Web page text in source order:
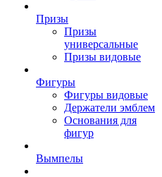
Призы
Призы
универсальные
Призы видовые
Фигуры
Фигуры видовые
Держатели эмблем
Основания для
фигур
Вымпелы